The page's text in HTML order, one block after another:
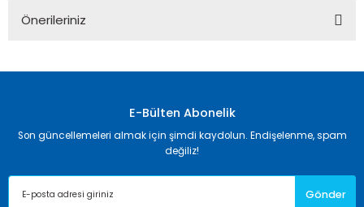
Önerileriniz
Görüş ve önerileriniz için teşekkür ederiz.
Ürün resmi kalitesiz, bozuk veya görüntülenemiyor.
Ürün açıklamasında eksik bilgiler bulunuyor.
Ürün bilgilerinde hatalar bulunuyor.
E-Bülten Abonelik
Son güncellemeleri almak için şimdi kaydolun. Endişelenme, spam
değiliz!
Gönder